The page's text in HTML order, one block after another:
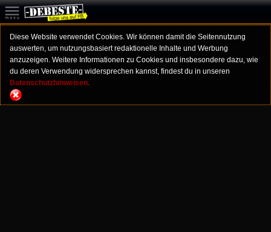
Diese Website verwendet Cookies. Wir können damit die Seitennutzung
auswerten, um nutzungsbasiert redaktionelle Inhalte und Werbung
anzuzeigen. Weitere Informationen zu Cookies und insbesondere dazu, wie
du deren Verwendung widersprechen kannst, findest du in unseren
Datenschutzhinweisen.